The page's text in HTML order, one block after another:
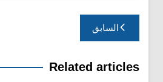
تصفّح
المقالات
السابق
Related articles